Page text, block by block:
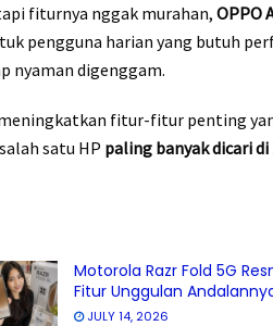
fiturnya nggak murahan,OPPO
pengguna harian yang butuh
nyaman digenggam.
fitur-fitur penting
satu HP paling banyak dicari di
Motorola Razr Fold 5G
Fitur Unggulan
JULY 14, 2026